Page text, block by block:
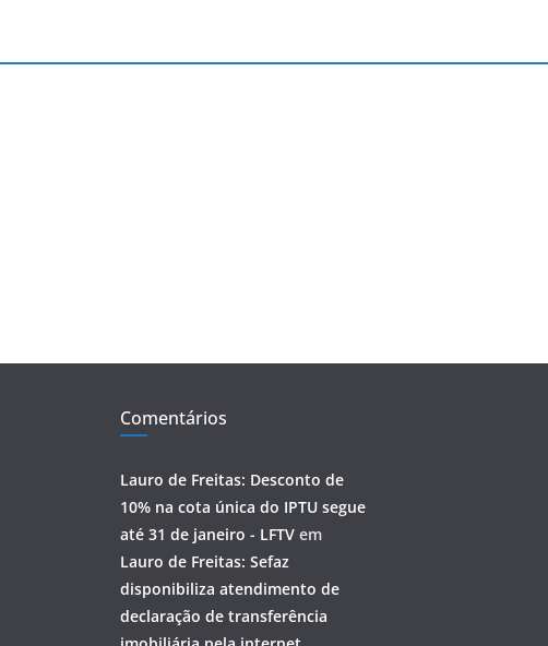
Comentários
Lauro de Freitas: Desconto de
10% na cota única do IPTU segue
até 31 de janeiro - LFTV em
Lauro de Freitas: Sefaz
disponibiliza atendimento de
declaração de transferência